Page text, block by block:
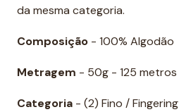
da mesma categoria.
Composição - 100% Algodão
Metragem - 50g - 125 metros
Categoria - (2) Fino / Fingering